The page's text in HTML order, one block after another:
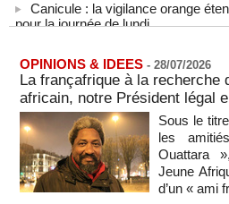
pour la journée de lundi
09/08/2026 -
Biden s’est aggravé, annonce son fils
09/08/2026 -
Des échanges de frappes font
Russie
09/08/2026 -
L'Iran exige pour rouvrir Ormuz
"toutes" ses conditions
OPINIONS & IDEES - 28/07/2026
La françafrique à la recherche
africain, notre Président légal
Sous le
les
Ouattara
Jeune
d’un « ami